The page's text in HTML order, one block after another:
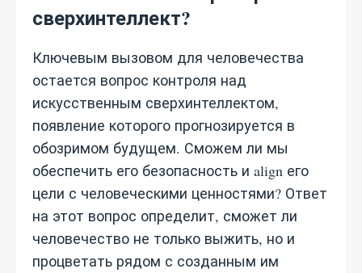
сверхинтеллект?
Ключевым вызовом для человечества
остается вопрос контроля над
искусственным сверхинтеллектом,
появление которого прогнозируется в
обозримом будущем. Сможем ли мы
обеспечить его безопасность и align его
цели с человеческими ценностями? Ответ
на этот вопрос определит, сможет ли
человечество не только выжить, но и
процветать рядом с созданным им